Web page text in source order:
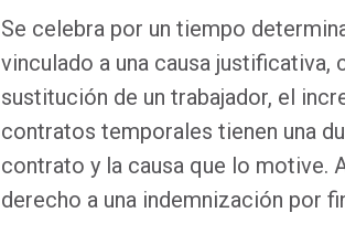
Se celebra por un tiempo
vinculado a una causa
sustitución de un trabajador, el
contratos temporales tienen una
contrato y la causa que lo motive.
derecho a una indemnización por